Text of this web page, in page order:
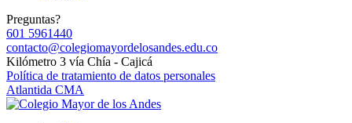
Preguntas?
601 5961440
contacto@colegiomayordelosandes.edu.co
Kilómetro 3 vía Chía - Cajicá
Política de tratamiento de datos personales
Atlantida CMA